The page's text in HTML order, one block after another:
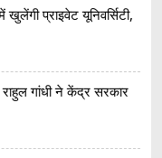
प्राइवेट यूनिवर्सिटी,
गांधी ने केंद्र सरकार